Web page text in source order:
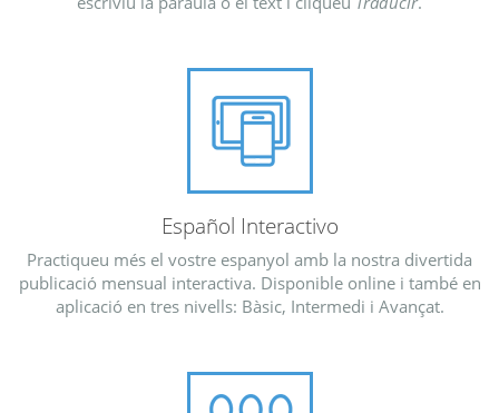
Español Interactivo
Practiqueu més el vostre espanyol amb la nostra divertida
publicació mensual interactiva. Disponible online i també en
aplicació en tres nivells: Bàsic, Intermedi i Avançat.